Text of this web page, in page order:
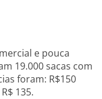
e pouca
19.000 sacas com
foram: R$150
135.